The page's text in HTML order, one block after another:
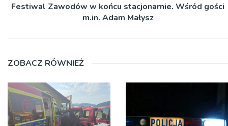
Festiwal Zawodów w końcu stacjonarnie. Wśród gości
m.in. Adam Małysz
ZOBACZ RÓWNIEŻ